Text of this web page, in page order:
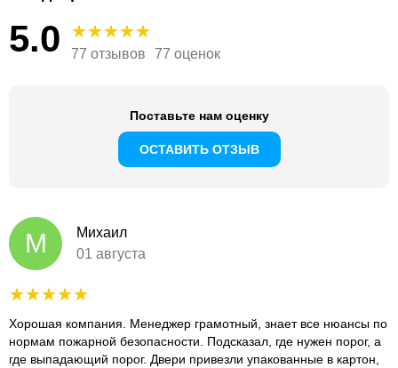
5.0 77 отзывов 77 оценок
Поставьте нам оценку
ОСТАВИТЬ ОТЗЫВ
М
Михаил
01 августа
Хорошая компания. Менеджер грамотный, знает все нюансы по
нормам пожарной безопасности. Подсказал, где нужен порог, а
где выпадающий порог. Двери привезли упакованные в картон,